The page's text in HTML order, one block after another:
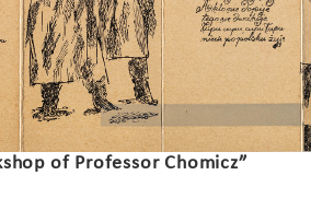
of Professor Chomicz”